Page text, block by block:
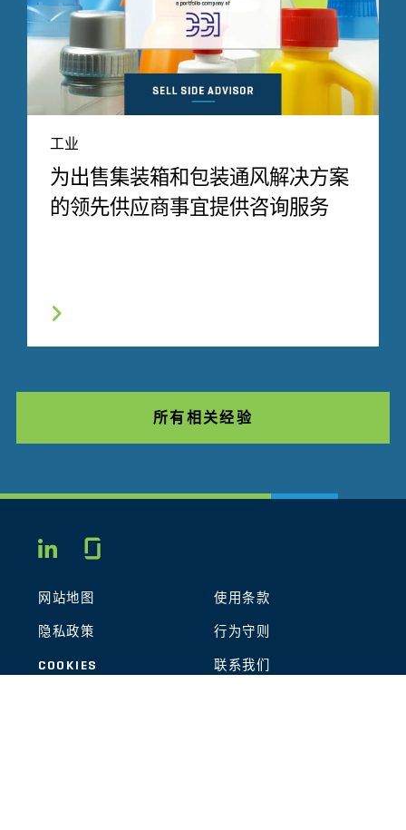
工业
为出售集装箱和包装通风解决方案
的领先供应商事宜提供咨询服务
所有相关经验
LINKEDIN
网站地图 使用条款
隐私政策 行为守则
COOKIES 联系我们